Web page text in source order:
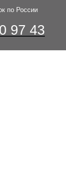
по России
97 43